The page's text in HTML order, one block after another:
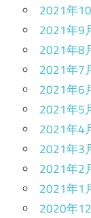
2021年
2021年9
2021年8
2021年7
2021年6
2021年5
2021年4
2021年3
2021年2
2021年1
2020年